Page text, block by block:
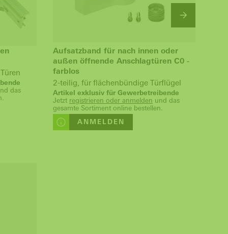
das
Aufsatzband für nach innen oder
außen öffnende Anschlagtüren C0 -
farblos
2-teilig, für flächenbündige Türflügel
Artikel exklusiv für Gewerbetreibende
Jetzt registrieren oder anmelden und das
gesamte Sortiment online bestellen.
ANMELDEN